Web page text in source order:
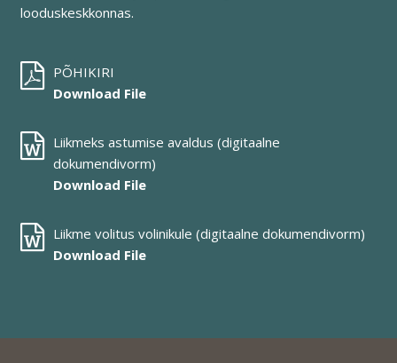
looduskeskkonnas.
PÕHIKIRI
Download File
Liikmeks astumise avaldus (digitaalne
dokumendivorm)
Download File
Liikme volitus volinikule (digitaalne dokumendivorm)
Download File